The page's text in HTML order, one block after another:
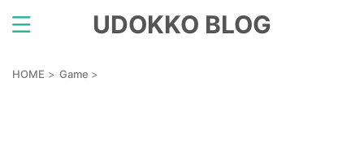
UDOKKO BLOG
HOME > Game >